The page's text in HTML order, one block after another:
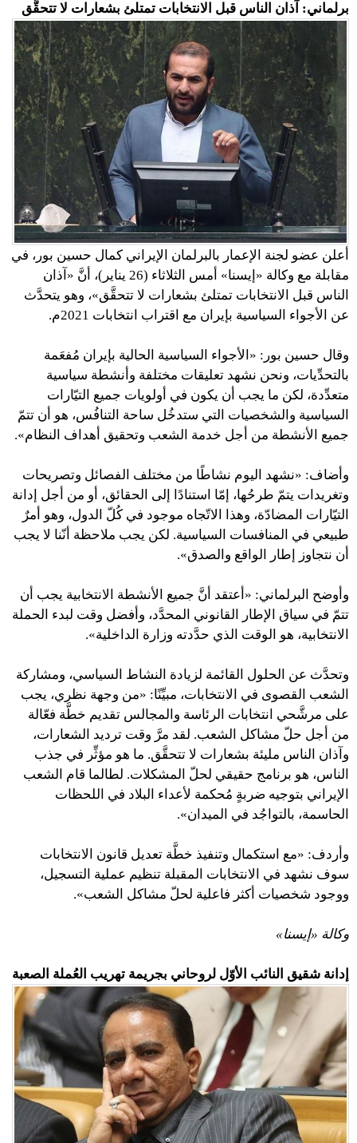
برلماني: آذان الناس قبل الانتخابات تمتلئ بشعارات لا تتحقَّق
أعلن عضو لجنة الإعمار بالبرلمان الإيراني كمال حسين بور، في
مقابلة مع وكالة «إيسنا» أمس الثلاثاء (26 يناير)، أنَّ «آذان
الناس قبل الانتخابات تمتلئ بشعارات لا تتحقَّق»، وهو يتحدَّث
عن الأجواء السياسية بإيران مع اقتراب انتخابات 2021م.
وقال حسين بور: «الأجواء السياسية الحالية بإيران مُفعَمة
بالتحدِّيات، ونحن نشهد تعليقات مختلفة وأنشطة سياسية
متعدِّدة، لكن ما يجب أن يكون في أولويات جميع التيّارات
السياسية والشخصيات التي ستدخُل ساحة التنافُس، هو أن تتمّ
جميع الأنشطة من أجل خدمة الشعب وتحقيق أهداف النظام».
وأضاف: «نشهد اليوم نشاطًا من مختلف الفصائل وتصريحات
وتغريدات يتمّ طرحُها، إمّا استنادًا إلى الحقائق، أو من أجل إدانة
التيّارات المضادّة، وهذا الاتّجاه موجود في كُلّ الدول، وهو أمرٌ
طبيعي في المنافسات السياسية. لكن يجب ملاحظة أنّنا لا يجب
أن نتجاوز إطار الواقع والصدق».
وأوضح البرلماني: «أعتقد أنَّ جميع الأنشطة الانتخابية يجب أن
تتمّ في سياق الإطار القانوني المحدَّد، وأفضل وقت لبدء الحملة
الانتخابية، هو الوقت الذي حدَّدته وزارة الداخلية».
وتحدَّث عن الحلول القائمة لزيادة النشاط السياسي، ومشاركة
الشعب القصوى في الانتخابات، مبيِّنًا: «من وجهة نظري، يجب
على مرشَّحي انتخابات الرئاسة والمجالس تقديم خطَّة فعّالة
من أجل حلّ مشاكل الشعب. لقد مرَّ وقت ترديد الشعارات،
وآذان الناس مليئة بشعارات لا تتحقَّق. ما هو مؤثِّر في جذب
الناس، هو برنامج حقيقي لحلّ المشكلات. لطالما قام الشعب
الإيراني بتوجيه ضربةٍ مُحكمة لأعداء البلاد في اللحظات
الحاسمة، بالتواجُد في الميدان».
وأردف: «مع استكمال وتنفيذ خطَّة تعديل قانون الانتخابات
سوف نشهد في الانتخابات المقبلة تنظيم عملية التسجيل،
ووجود شخصيات أكثر فاعلية لحلّ مشاكل الشعب».
وكالة «إيسنا»
إدانة شقيق النائب الأوّل لروحاني بجريمة تهريب العُملة الصعبة